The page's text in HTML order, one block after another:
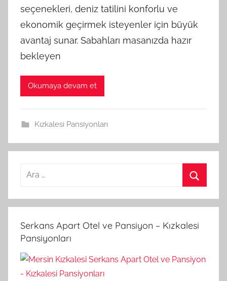
seçenekleri, deniz tatilini konforlu ve
ekonomik geçirmek isteyenler için büyük
avantaj sunar. Sabahları masanızda hazır
bekleyen
Okumaya devam et
Kızkalesi Pansiyonları
a
a
:
r
a
Serkans Apart Otel ve Pansiyon – Kızkalesi
Pansiyonları